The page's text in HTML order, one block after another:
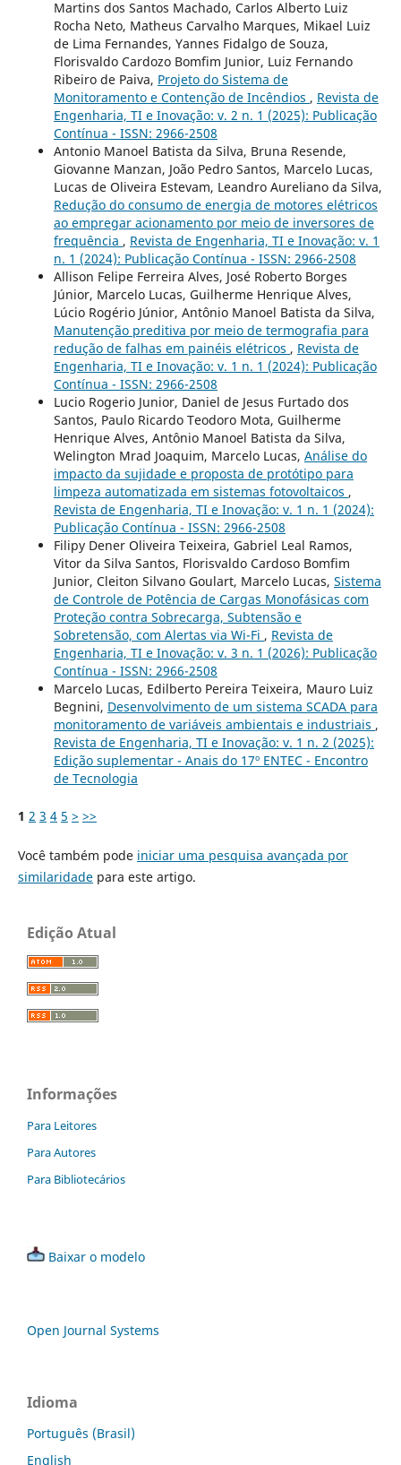
Martins dos Santos Machado, Carlos Alberto Luiz
Rocha Neto, Matheus Carvalho Marques, Mikael Luiz
de Lima Fernandes, Yannes Fidalgo de Souza,
Florisvaldo Cardozo Bomfim Junior, Luiz Fernando
Ribeiro de Paiva, Projeto do Sistema de
Monitoramento e Contenção de Incêndios , Revista de
Engenharia, TI e Inovação: v. 2 n. 1 (2025): Publicação
Contínua - ISSN: 2966-2508
Antonio Manoel Batista da Silva, Bruna Resende,
Giovanne Manzan, João Pedro Santos, Marcelo Lucas,
Lucas de Oliveira Estevam, Leandro Aureliano da Silva,
Redução do consumo de energia de motores elétricos
ao empregar acionamento por meio de inversores de
frequência , Revista de Engenharia, TI e Inovação: v. 1
n. 1 (2024): Publicação Contínua - ISSN: 2966-2508
Allison Felipe Ferreira Alves, José Roberto Borges
Júnior, Marcelo Lucas, Guilherme Henrique Alves,
Lúcio Rogério Júnior, Antônio Manoel Batista da Silva,
Manutenção preditiva por meio de termografia para
redução de falhas em painéis elétricos , Revista de
Engenharia, TI e Inovação: v. 1 n. 1 (2024): Publicação
Contínua - ISSN: 2966-2508
Lucio Rogerio Junior, Daniel de Jesus Furtado dos
Santos, Paulo Ricardo Teodoro Mota, Guilherme
Henrique Alves, Antônio Manoel Batista da Silva,
Welington Mrad Joaquim, Marcelo Lucas, Análise do
impacto da sujidade e proposta de protótipo para
limpeza automatizada em sistemas fotovoltaicos ,
Revista de Engenharia, TI e Inovação: v. 1 n. 1 (2024):
Publicação Contínua - ISSN: 2966-2508
Filipy Dener Oliveira Teixeira, Gabriel Leal Ramos,
Vitor da Silva Santos, Florisvaldo Cardoso Bomfim
Junior, Cleiton Silvano Goulart, Marcelo Lucas, Sistema
de Controle de Potência de Cargas Monofásicas com
Proteção contra Sobrecarga, Subtensão e
Sobretensão, com Alertas via Wi-Fi , Revista de
Engenharia, TI e Inovação: v. 3 n. 1 (2026): Publicação
Contínua - ISSN: 2966-2508
Marcelo Lucas, Edilberto Pereira Teixeira, Mauro Luiz
Begnini, Desenvolvimento de um sistema SCADA para
monitoramento de variáveis ambientais e industriais ,
Revista de Engenharia, TI e Inovação: v. 1 n. 2 (2025):
Edição suplementar - Anais do 17º ENTEC - Encontro
de Tecnologia
1 2 3 4 5 > >>
Você também pode iniciar uma pesquisa avançada por
similaridadepara este artigo.
Edição Atual
Informações
Para Leitores
Para Autores
Para Bibliotecários
Baixar o modelo
Open Journal Systems
Idioma
Português (Brasil)
English